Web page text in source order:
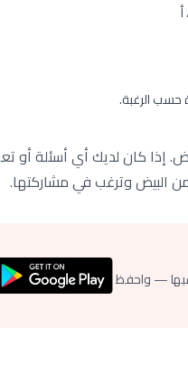
كان لديك أي أسئلة أو
البيض وترغب في مشاركتها.
— واحفظ